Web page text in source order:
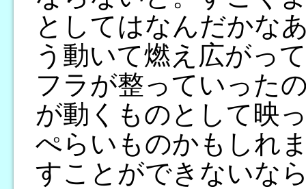
としてはなんだかな
う動いて燃え広がっ
フラが整っていった
が動くものとして映
ぺらいものかもしれ
すことができないな